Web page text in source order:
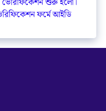
ফর্মে আইডি